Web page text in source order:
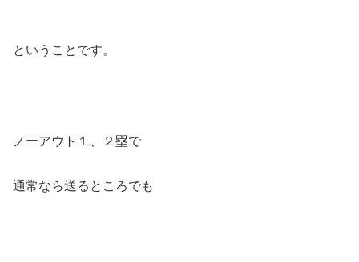
ということです。
ノーアウト１、２塁で
通常なら送るところでも